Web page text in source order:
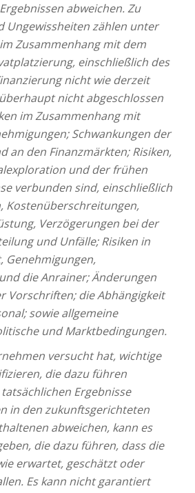
abweichen. Zu
Ungewissheiten zählen unter
Zusammenhang mit dem
einschließlich des
nicht wie derzeit
nicht abgeschlossen
im Zusammenhang mit
Schwankungen der
an den Finanzmärkten; Risiken,
und der frühen
verbunden sind, einschließlich
Kostenüberschreitungen,
Verzögerungen bei der
und Unfälle; Risiken in
Genehmigungen,
die Anrainer; Änderungen
Vorschriften; die Abhängigkeit
sowie allgemeine
und Marktbedingungen.
versucht hat, wichtige
die dazu führen
Ergebnisse
in den zukunftsgerichteten
abweichen, kann es
die dazu führen, dass die
erwartet, geschätzt oder
Es kann nicht garantiert